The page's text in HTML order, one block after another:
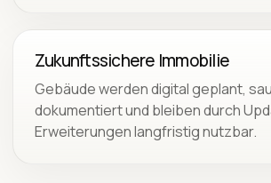
Zukunftssichere Immobilie
Gebäude werden digital geplant,
dokumentiert und bleiben durch
Erweiterungen langfristig nutzbar.